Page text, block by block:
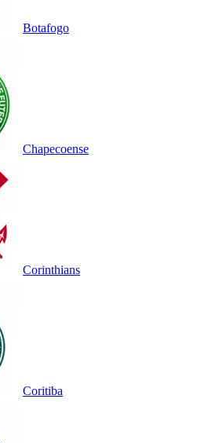
Botafogo
Chapecoense
Corinthians
Coritiba